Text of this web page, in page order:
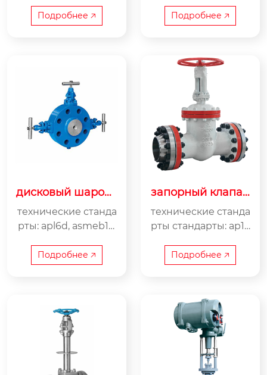
014313,15017292,gb/t
12237 класс давлени
Подробнее 🡥
313,15017292, gb/t1223
7 общие требовани
Подробнее 🡥
дисковый шарово
технические станда
рты: apl6d, asmeb16.
gb/t12237 класс защ
иты от давления и ...
Подробнее 🡥
запорный клапан
анцем
технические станда
рты стандарты: ap16
34, gb/t 12235,gb/t 28
776, jb/t 7746 кла...
Подробнее 🡥